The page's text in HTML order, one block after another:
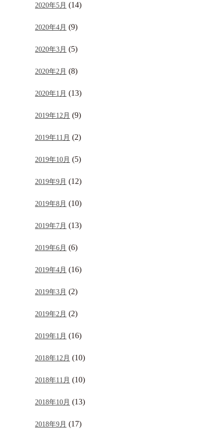
2020年5月 (14)
2020年4月 (9)
2020年3月 (5)
2020年2月 (8)
2020年1月 (13)
2019年12月 (9)
2019年11月 (2)
2019年10月 (5)
2019年9月 (12)
2019年8月 (10)
2019年7月 (13)
2019年6月 (6)
2019年4月 (16)
2019年3月 (2)
2019年2月 (2)
2019年1月 (16)
2018年12月 (10)
2018年11月 (10)
2018年10月 (13)
2018年9月 (17)